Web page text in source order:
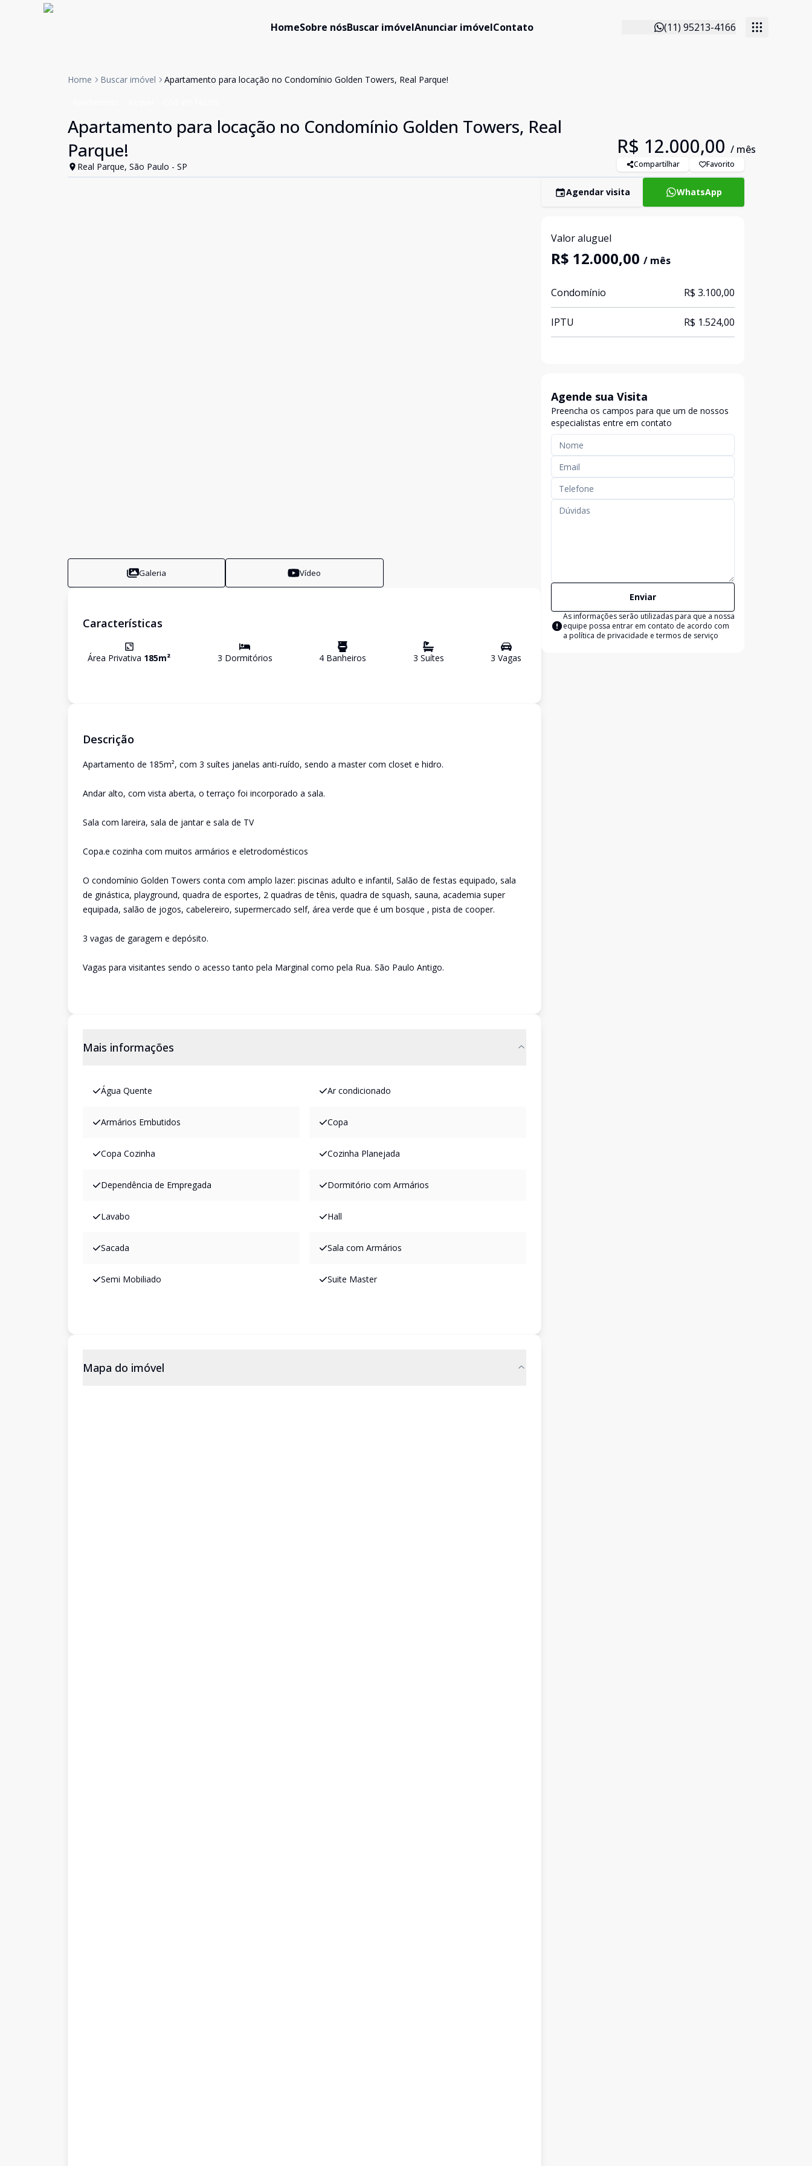
HomeSobre nósBuscar imóvelAnunciar imóvelContato (11) 95213-4166
Home Buscar imóvel Apartamento para locação no Condomínio Golden Towers, Real Parque!
Apartamento para locação no Condomínio Golden Towers, Real
Parque!
Real Parque, São Paulo - SP
R$ 12.000,00 / mês
Compartilhar Favorito
Galeria Vídeo
Características
Área Privativa 185m² 3 Dormitórios 4 Banheiros 3 Suítes 3 Vagas
Descrição
Apartamento de 185m², com 3 suítes janelas anti-ruído, sendo a master com closet e hidro.
Andar alto, com vista aberta, o terraço foi incorporado a sala.
Sala com lareira, sala de jantar e sala de TV
Copa.e cozinha com muitos armários e eletrodomésticos
O condomínio Golden Towers conta com amplo lazer: piscinas adulto e infantil, Salão de festas equipado, sala
de ginástica, playground, quadra de esportes, 2 quadras de tênis, quadra de squash, sauna, academia super
equipada, salão de jogos, cabelereiro, supermercado self, área verde que é um bosque , pista de cooper.
3 vagas de garagem e depósito.
Vagas para visitantes sendo o acesso tanto pela Marginal como pela Rua. São Paulo Antigo.
Mais informações
Água Quente Ar condicionado
Armários Embutidos Copa
Copa Cozinha Cozinha Planejada
Dependência de Empregada Dormitório com Armários
Lavabo Hall
Sacada Sala com Armários
Semi Mobiliado Suite Master
Mapa do imóvel
Agendar visita WhatsApp
Valor aluguel
R$ 12.000,00 / mês
Condomínio R$ 3.100,00
IPTU R$ 1.524,00
Agende sua Visita
Preencha os campos para que um de nossos
especialistas entre em contato
Enviar
As informações serão utilizadas para que a nossa
equipe possa entrar em contato de acordo com
a política de privacidade e termos de serviço